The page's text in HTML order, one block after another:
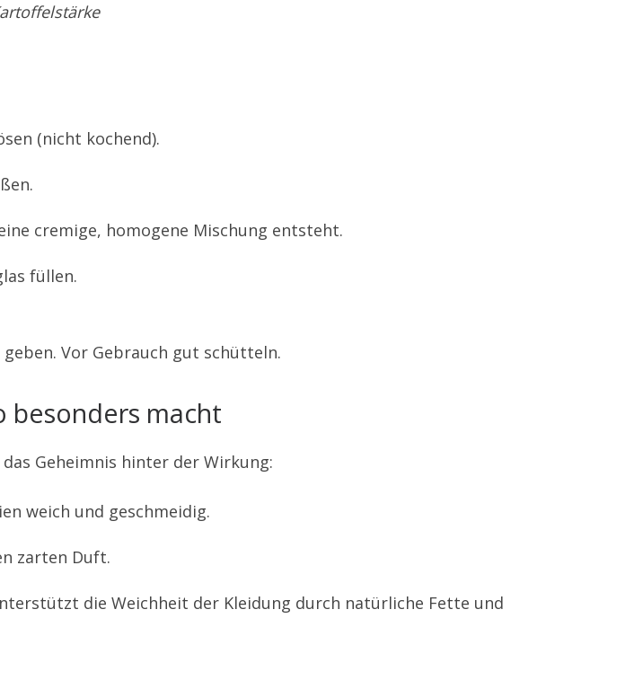
(nicht kochend).
cremige, homogene Mischung entsteht.
füllen.
Vor Gebrauch gut schütteln.
besonders macht
Geheimnis hinter der Wirkung:
weich und geschmeidig.
zarten Duft.
die Weichheit der Kleidung durch natürliche Fette und